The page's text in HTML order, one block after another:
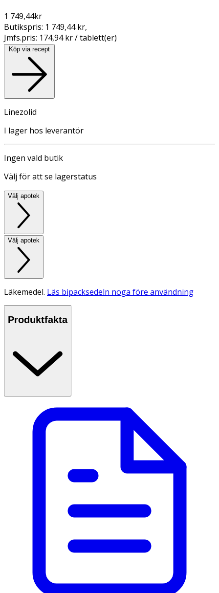
1 749,44kr
Butikspris: 1 749,44 kr,
Jmfs.pris: 174,94 kr / tablett(er)
Köp via recept
Linezolid
I lager hos leverantör
Ingen vald butik
Välj för att se lagerstatus
Välj apotek
Välj apotek
Läkemedel. Läs bipacksedeln noga före användning
Produktfakta